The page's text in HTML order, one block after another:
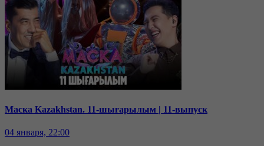
Маска Kazakhstan. 11-шығарылым | 11-выпуск
04 января, 22:00